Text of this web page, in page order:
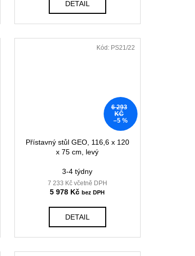
DETAIL
6 293
KČ
–5 %
Přístavný stůl GEO, 116,6 x 120
x 75 cm, levý
3-4 týdny
7 233 Kč včetně DPH
5 978 Kč
DETAIL
Kód: PS21/22